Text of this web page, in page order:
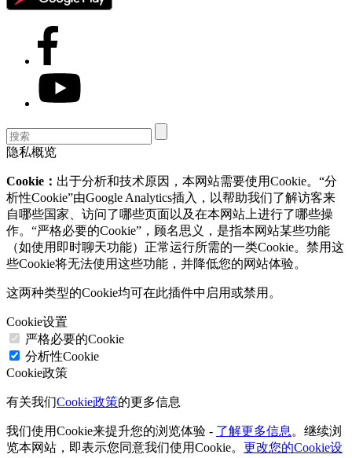
隐私概览
Cookie： 出于分析和技术原因，本网站需要使用Cookie。“分
析性Cookie”由Google Analytics插入，以帮助我们了解访客来
自哪些国家、访问了哪些页面以及在本网站上进行了哪些操
作。“严格必要的Cookie”，顾名思义，是指本网站某些功能
（如使用即时聊天功能）正常运行所需的一类Cookie。禁用这
些Cookie将无法使用这些功能，并降低您的网站体验。
这两种类型的Cookie均可在此插件中启用或禁用。
Cookie设置
严格必要的Cookie
分析性Cookie
Cookie政策
有关我们Cookie政策的更多信息
我们使用Cookie来提升您的浏览体验 - 了解更多信息 。继续浏
览本网站，即表示您同意我们使用Cookie。 更改您的Cookie设